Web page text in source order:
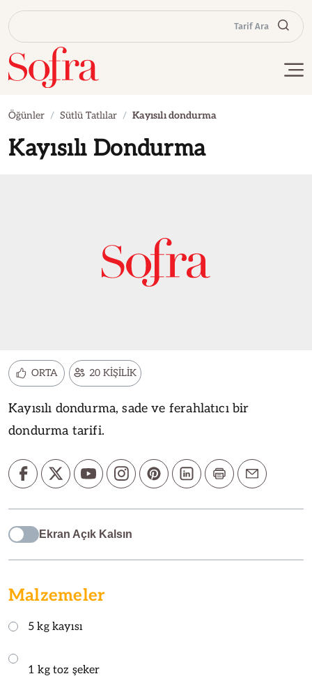
Tarif Ara
Öğünler Sütlü Tatlılar Kayısılı dondurma
Kayısılı Dondurma
ORTA 20 KİŞİLİK
Kayısılı dondurma, sade ve ferahlatıcı bir
dondurma tarifi.
Ekran Açık Kalsın
Malzemeler
5 kg kayısı
1 kg toz şeker